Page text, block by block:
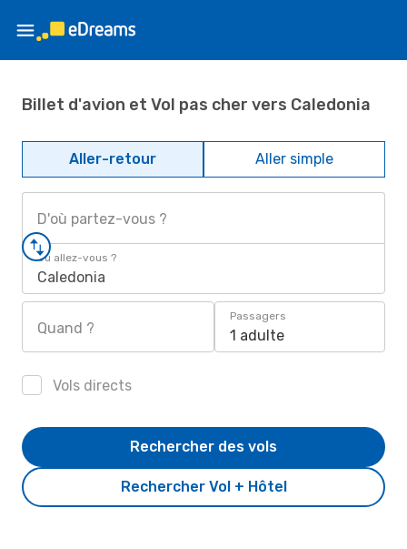
Billet d'avion et Vol pas cher vers Caledonia
Aller-retour Aller simple
D'où partez-vous ?
Où allez-vous ?
Caledonia
Quand ?
Passagers
1 adulte
Vols directs
Rechercher Vol + Hôtel
Rechercher des vols